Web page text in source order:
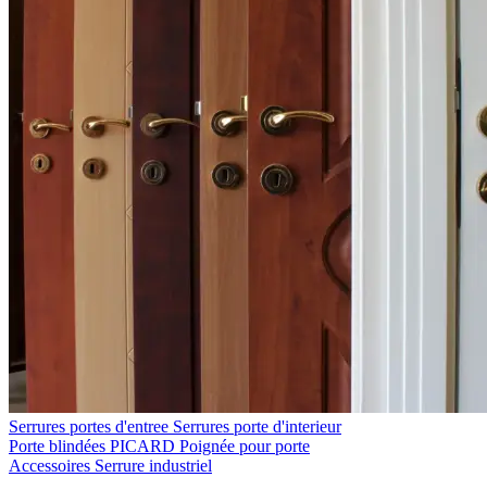
Serrures portes d'entree Serrures porte d'interieur
Porte blindées PICARD Poignée pour porte
Accessoires Serrure industriel